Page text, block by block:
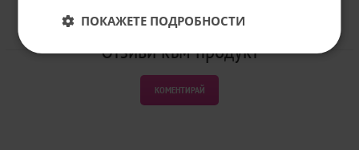
Отзиви към продукт
КОМЕНТИРАЙ
ПОКАЖЕТЕ ПОДРОБНОСТИ